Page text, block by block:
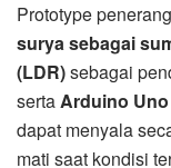
Prototype
surya sebagai
(LDR)sebagai
sertaArduino Uno
dapat menyala
mati saat kondisi